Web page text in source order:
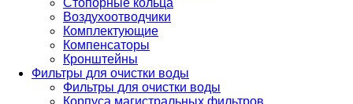
Стопорные кольца
Воздухоотводчики
Комплектующие
Компенсаторы
Кронштейны
Фильтры для очистки воды
Фильтры для очистки воды